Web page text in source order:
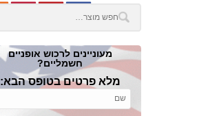
מעוניינים לרכוש אופניים
חשמליים?
מלא פרטים בטופס הבא: